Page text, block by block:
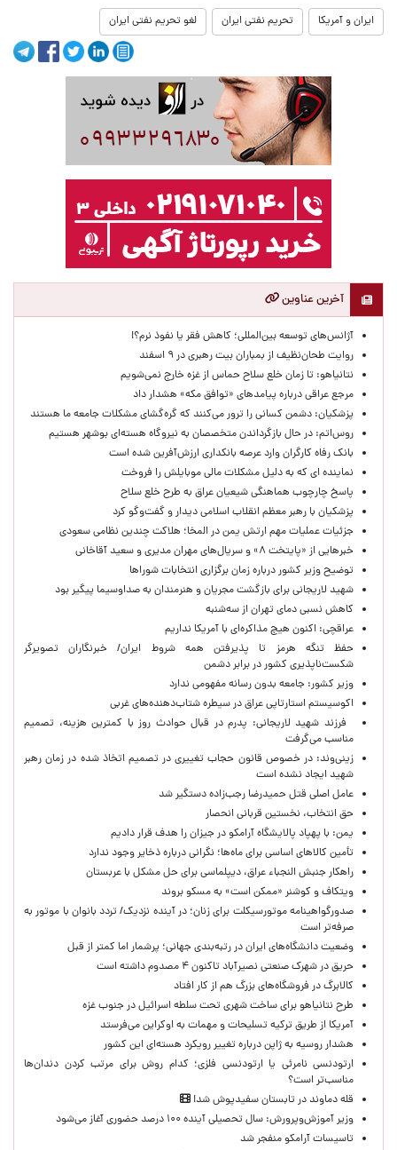
ایران و آمریکا تحریم نفتی ایران لغو تحریم نفتی ایران
آخرین عناوین
آژانس‌های توسعه بین‌المللی؛ کاهش فقر یا نفوذ نرم؟!
روایت طحان‌نظیف از بمباران بیت رهبری در ۹ اسفند
نتانیاهو: تا زمان خلع سلاح حماس از غزه خارج نمی‌شویم
مرجع عراقی درباره پیامدهای «توافق مکه» هشدار داد
پزشکیان: دشمن کسانی را ترور می‌کنند که گره‌گشای مشکلات جامعه ما هستند
روس‌اتم: در حال بازگرداندن متخصصان به نیروگاه هسته‌ای بوشهر هستیم
بانک رفاه کارگران وارد عرصه بانکداری ارزش‌آفرین شده است
نماینده ای که به دلیل مشکلات مالی موبایلش را فروخت
پاسخ چارچوب هماهنگی شیعیان عراق به طرح خلع سلاح
پزشکیان با رهبر معظم انقلاب اسلامی دیدار و گفت‌وگو کرد
جزئیات عملیات مهم ارتش یمن در المخا؛ هلاکت چندین نظامی سعودی
خبرهایی از «پایتخت ۸» و سریال‌های مهران مدیری و سعید آقاخانی
توضیح وزیر کشور درباره زمان برگزاری انتخابات شوراها
شهید لاریجانی برای بازگشت مجریان و هنرمندان به صداوسیما پیگیر بود
کاهش نسبی دمای تهران از سه‌شنبه
عراقچی: اکنون هیچ مذاکره‌ای با آمریکا نداریم
حفظ تنگه هرمز تا پذیرفتن همه شروط ایران/ خبرنگاران تصویرگر
شکست‌ناپذیری کشور در برابر دشمن
وزیر کشور: جامعه بدون رسانه مفهومی ندارد
اکوسیستم استارتاپی عراق در سیطره شتاب‌دهنده‌‌های غربی
فرزند شهید لاریجانی: پدرم در قبال حوادث روز با کمترین هزینه، تصمیم
مناسب می‌گرفت
زینی‌وند: در خصوص قانون حجاب تغییری در تصمیم اتخاذ شده در زمان رهبر
شهید ایجاد نشده است
عامل اصلی قتل حمیدرضا رجب‌زاده دستگیر شد
حق انتخاب، نخستین قربانی انحصار
یمن: با پهپاد پالایشگاه آرامکو در جیزان را هدف قرار دادیم
تأمین کالاهای اساسی برای ماه‌ها؛ نگرانی درباره ذخایر وجود ندارد
راهکار جنبش النجباء عراق، دیپلماسی برای حل مشکل با عربستان
ویتکاف و کوشنر «ممکن است» به مسکو بروند
صدورگواهینامه موتورسیکلت برای زنان؛ در آینده نزدیک/ تردد بانوان با موتور به‌
صرفه‌تر است
وضعیت دانشگاه‌های ایران در رتبه‌بندی جهانی؛ پرشمار اما کمتر از قبل
حریق در شهرک صنعتی نصیرآباد تاکنون ۴ مصدوم داشته است
کالابرگ در فروشگاه‌های بزرگ هم از کار افتاد
طرح نتانیاهو برای ساخت شهری تحت سلطه اسرائیل در جنوب غزه
آمریکا از طریق ترکیه تسلیحات و مهمات به اوکراین می‌فرستد
هشدار روسیه به ژاپن درباره تغییر رویکرد هسته‌ای این کشور
ارتودنسی نامرئی یا ارتودنسی فلزی؛ کدام روش برای مرتب کردن دندان‌ها
مناسب‌تر است؟
قله دماوند در تابستان سفیدپوش شد!
وزیر آموزش‌وپرورش: سال تحصیلی آینده ۱۰۰ درصد حضوری آغاز می‌شود
تاسیسات آرامکو منفجر شد